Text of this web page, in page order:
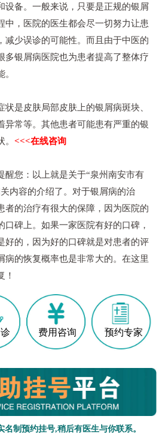
设备。一般来说，只要是正规的银屑
中，医院的医生都会尽一切努力让患
减少误诊的可能性。而且由于中医的
多银屑病医院也为患者提高了整体疗
是皮肤局部皮肤上的银屑病斑块、
异常等。其他患者可能患有严重的银
。<<<在线咨询
您：以上就是关于“泉州南安市有
内容的介绍了。对于银屑病的治
者的治疗有很大的保障，因为医院的
碑上。如果一家医院有好的口碑，
好的，因为好的口碑就是对患者的评
病的恢复概率也是非常大的。在这里
！
费用咨询 预约专家
制预约挂号,稍后有医生与你联系。